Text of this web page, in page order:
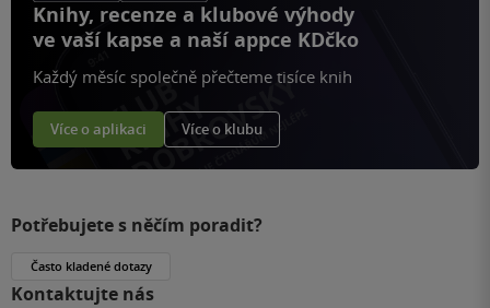
Knihy, recenze a klubové výhody
ve vaší kapse a naší appce KDčko
Každý měsíc společně přečteme tisíce knih
Více o aplikaci Více o klubu
Potřebujete s něčím poradit?
Často kladené dotazy
Kontaktujte nás